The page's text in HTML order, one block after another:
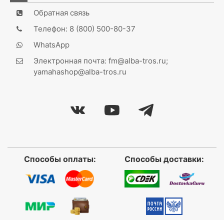
Обратная связь
Телефон: 8 (800) 500-80-37
WhatsApp
Электронная почта: fm@alba-tros.ru;
yamahashop@alba-tros.ru
Способы оплаты: Способы доставки: